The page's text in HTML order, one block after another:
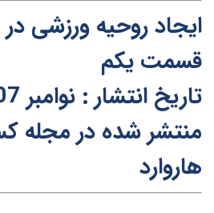
ایجاد روحیه ورزشی
قسمت یکم
تاریخ انتشار : نوامبر 2007
منتشر شده در مجله
هاروارد